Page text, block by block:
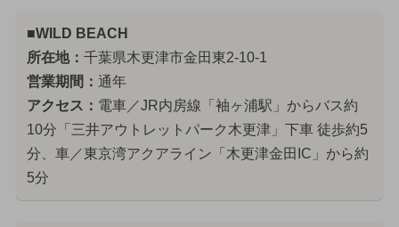
■WILD BEACH
所在地： 千葉県木更津市金田東2-10-1
営業期間： 通年
アクセス： 電車／JR内房線「袖ヶ浦駅」からバス約
10分「三井アウトレットパーク木更津」下車 徒歩約5
分、車／東京湾アクアライン「木更津金田IC」から約
5分